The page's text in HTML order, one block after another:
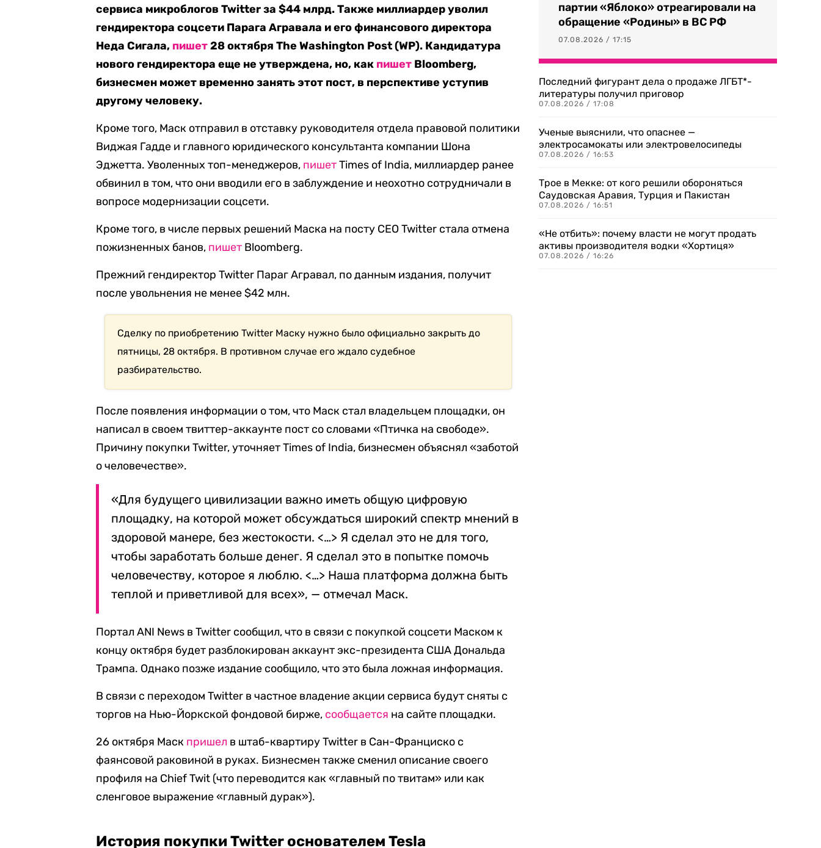
сервиса микроблогов Twitter за $44 млрд. Также миллиардер уволил
гендиректора соцсети Парага Агравала и его финансового директора
Неда Сигала, пишет28 октября The Washington Post (WP). Кандидатура
нового гендиректора еще не утверждена, но, как пишет Bloomberg,
бизнесмен может временно занять этот пост, в перспективе уступив
другому человеку.
Кроме того, Маск отправил в отставку руководителя отдела правовой политики
Виджая Гадде и главного юридического консультанта компании Шона
Эджетта.Уволенных топ-менеджеров, пишетTimes of India, миллиардер ранее
обвинил в том, что они вводили его в заблуждение и неохотно сотрудничали в
вопросе модернизации соцсети.
Кроме того, в числе первых решений Маска на посту СЕО Twitter стала отмена
пожизненных банов, пишет Bloomberg.
Прежний гендиректор Twitter Параг Агравал, по данным издания, получит
после увольнения не менее $42 млн.
Сделку по приобретению Twitter Маску нужно было официально закрыть до
пятницы, 28 октября. В противном случае его ждало судебное
разбирательство.
После появления информации о том, что Маск стал владельцем площадки, он
написал в своем твиттер-аккаунте пост со словами «Птичка на свободе».
Причину покупки Twitter, уточняет Times of India, бизнесмен объяснял «заботой
о человечестве».
«Для будущего цивилизации важно иметь общую цифровую
площадку, на которой может обсуждаться широкий спектр мнений в
здоровой манере, без жестокости. <…> Я сделал это не для того,
чтобы заработать больше денег. Я сделал это в попытке помочь
человечеству, которое я люблю. <…> Наша платформа должна быть
теплой и приветливой для всех», — отмечал Маск.
Портал ANI News в Twitter сообщил, что в связи с покупкой соцсети Маском к
концу октября будет разблокирован аккаунт экс-президента США Дональда
Трампа. Однако позже издание сообщило, что это была ложная информация.
В связи с переходом Twitter в частное владение акции сервиса будут сняты с
торгов на Нью-Йоркской фондовой бирже, сообщается на сайте площадки.
26 октября Маск пришел в штаб-квартируTwitter в Сан-Франциско с
фаянсовой раковиной в руках. Бизнесмен также сменил описание своего
профиля на Chief Twit (что переводится как «главный по твитам» или как
сленговое выражение «главный дурак»).
История покупки Twitter основателем Tesla
партии «Яблоко» отреагировали на
обращение «Родины» в ВС РФ
07.08.2026 / 17:15
Последний фигурант дела о продаже ЛГБТ*-
литературы получил приговор
07.08.2026 / 17:08
Ученые выяснили, что опаснее —
электросамокаты или электровелосипеды
07.08.2026 / 16:53
Трое в Мекке: от кого решили обороняться
Саудовская Аравия, Турция и Пакистан
07.08.2026 / 16:51
«Не отбить»: почему власти не могут продать
активы производителя водки «Хортиця»
07.08.2026 / 16:26